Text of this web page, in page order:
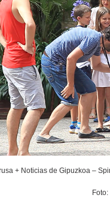
+ Noticias de Gipuzkoa –